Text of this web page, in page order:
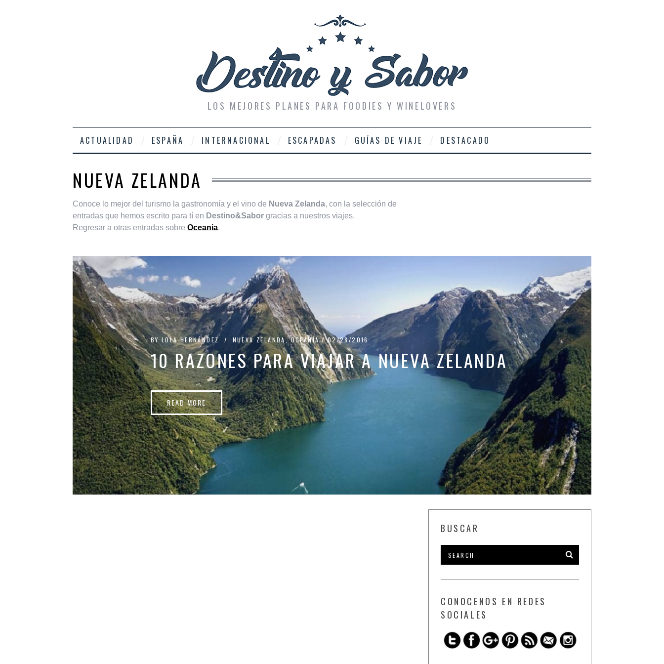
LOS MEJORES PLANES PARA FOODIES Y WINELOVERS
ACTUALIDAD ESPAÑA INTERNACIONAL ESCAPADAS GUÍAS DE VIAJE DESTACADO
NUEVA ZELANDA
Conoce lo mejor del turismo la gastronomía y el vino de Nueva Zelanda, con la selección de
entradas que hemos escrito para tí en Destino&Sabor gracias a nuestros viajes.
Regresar a otras entradas sobre Oceania.
BY LOLA HERNÁNDEZ NUEVA ZELANDA,OCEANÍA 02/28/2016
10 RAZONES PARA VIAJAR A NUEVA ZELANDA
READ MORE
BUSCAR
CONOCENOS EN REDES
SOCIALES